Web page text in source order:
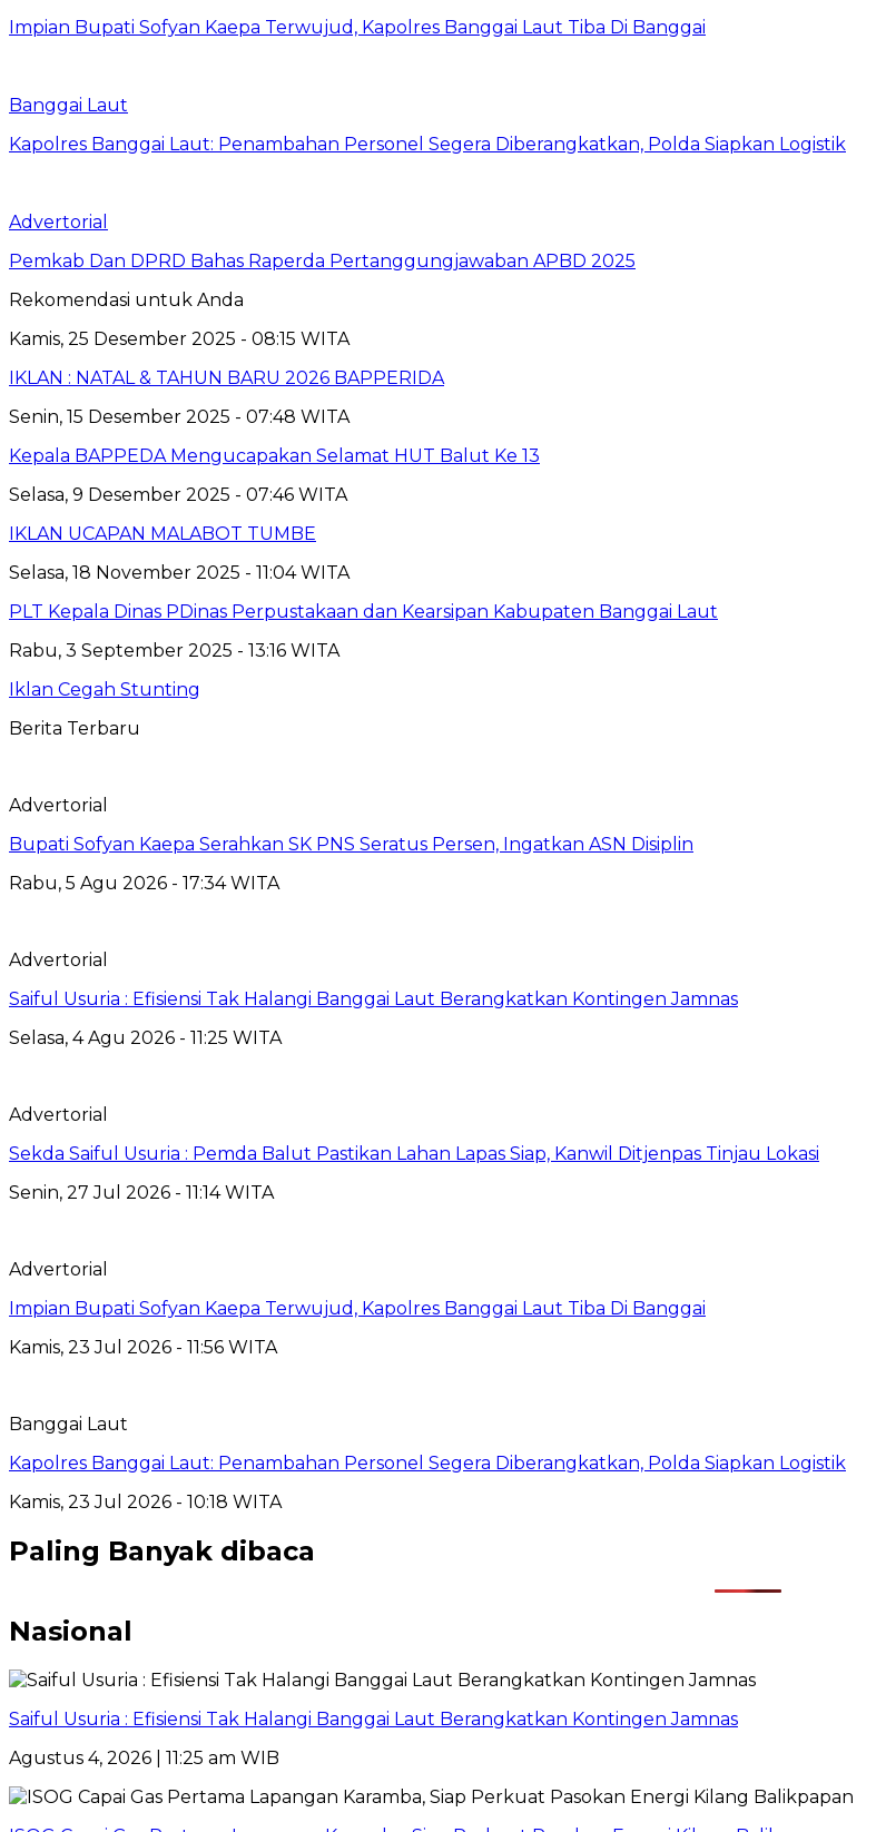
Impian Bupati Sofyan Kaepa Terwujud, Kapolres Banggai Laut Tiba Di Banggai
Banggai Laut
Kapolres Banggai Laut: Penambahan Personel Segera Diberangkatkan, Polda Siapkan Logistik
Advertorial
Pemkab Dan DPRD Bahas Raperda Pertanggungjawaban APBD 2025
Rekomendasi untuk Anda
Kamis, 25 Desember 2025 - 08:15 WITA
IKLAN : NATAL & TAHUN BARU 2026 BAPPERIDA
Senin, 15 Desember 2025 - 07:48 WITA
Kepala BAPPEDA Mengucapakan Selamat HUT Balut Ke 13
Selasa, 9 Desember 2025 - 07:46 WITA
IKLAN UCAPAN MALABOT TUMBE
Selasa, 18 November 2025 - 11:04 WITA
PLT Kepala Dinas PDinas Perpustakaan dan Kearsipan Kabupaten Banggai Laut
Rabu, 3 September 2025 - 13:16 WITA
Iklan Cegah Stunting
Berita Terbaru
Advertorial
Bupati Sofyan Kaepa Serahkan SK PNS Seratus Persen, Ingatkan ASN Disiplin
Rabu, 5 Agu 2026 - 17:34 WITA
Advertorial
Saiful Usuria : Efisiensi Tak Halangi Banggai Laut Berangkatkan Kontingen Jamnas
Selasa, 4 Agu 2026 - 11:25 WITA
Advertorial
Sekda Saiful Usuria : Pemda Balut Pastikan Lahan Lapas Siap, Kanwil Ditjenpas Tinjau Lokasi
Senin, 27 Jul 2026 - 11:14 WITA
Advertorial
Impian Bupati Sofyan Kaepa Terwujud, Kapolres Banggai Laut Tiba Di Banggai
Kamis, 23 Jul 2026 - 11:56 WITA
Banggai Laut
Kapolres Banggai Laut: Penambahan Personel Segera Diberangkatkan, Polda Siapkan Logistik
Kamis, 23 Jul 2026 - 10:18 WITA
Paling Banyak dibaca
Nasional
Saiful Usuria : Efisiensi Tak Halangi Banggai Laut Berangkatkan Kontingen Jamnas
Agustus 4, 2026 | 11:25 am WIB